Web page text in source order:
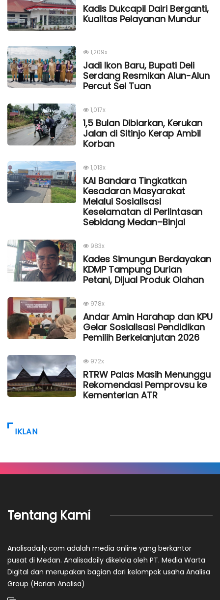
Kadis Dukcapil Dairi Berganti,
Kualitas Pelayanan Mundur
1,209x
Jadi Ikon Baru, Bupati Deli
Serdang Resmikan Alun-Alun
Percut Sei Tuan
1,017x
1,5 Bulan Dibiarkan, Kerukan
Jalan di Sitinjo Kerap Ambil
Korban
1,013x
KAI Bandara Tingkatkan
Kesadaran Masyarakat
Melalui Sosialisasi
Keselamatan di Perlintasan
Sebidang Medan–Binjai
983x
Kades Simungun Berdayakan
KDMP Tampung Durian
Petani, Dijual Produk Olahan
978x
Andar Amin Harahap dan KPU
Gelar Sosialisasi Pendidikan
Pemilih Berkelanjutan 2026
972x
RTRW Palas Masih Menunggu
Rekomendasi Pemprovsu ke
Kementerian ATR
IKLAN
Tentang Kami
Analisadaily.com adalah media online yang berkantor
pusat di Medan. Analisadaily dikelola oleh PT. Media Warta
Digital dan merupakan bagian dari kelompok usaha Analisa
Group (Harian Analisa)